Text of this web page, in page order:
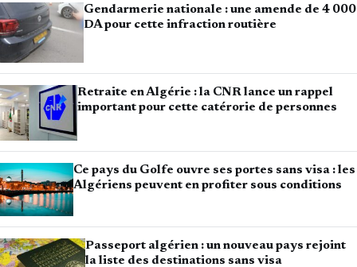
Gendarmerie nationale : une amende de 4 000
DA pour cette infraction routière
Retraite en Algérie : la CNR lance un rappel
important pour cette catérorie de personnes
Ce pays du Golfe ouvre ses portes sans visa : les
Algériens peuvent en profiter sous conditions
Passeport algérien : un nouveau pays rejoint
la liste des destinations sans visa